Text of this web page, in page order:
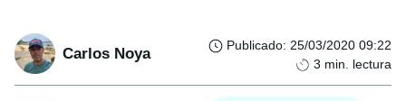
Carlos Noya Publicado: 25/03/2020 09:22
3 min. lectura